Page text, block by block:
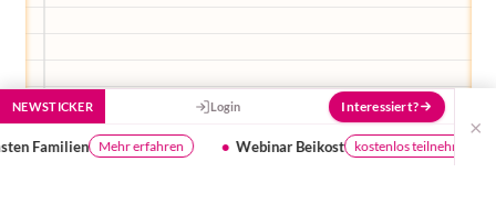
NEWSTICKER
Webinar Beikost kostenlos teilnehmen Ist dein Wasser gut
Login Interessiert?
×